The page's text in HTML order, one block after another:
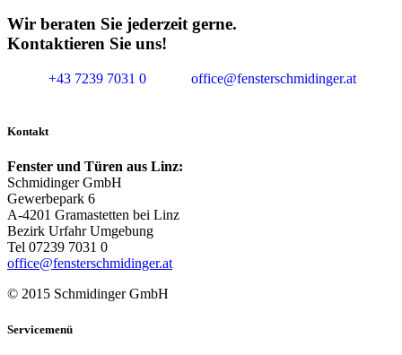
Wir beraten Sie jederzeit gerne.
Kontaktieren Sie uns!
+43 7239 7031 0 office@fensterschmidinger.at
Kontakt
Fenster und Türen aus Linz:
Schmidinger GmbH
Gewerbepark 6
A-4201 Gramastetten bei Linz
Bezirk Urfahr Umgebung
Tel 07239 7031 0
office@fensterschmidinger.at
© 2015 Schmidinger GmbH
Servicemenü